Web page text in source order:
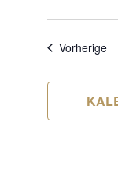
Vorherige